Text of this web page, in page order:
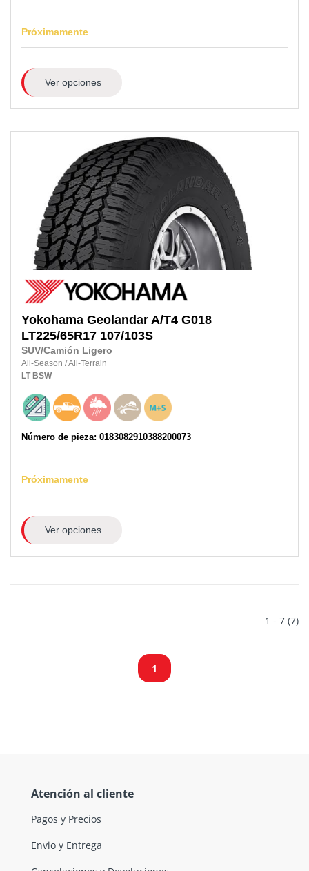
Próximamente
Ver opciones
Yokohama Geolandar A/T4 G018
LT225/65R17 107/103S
SUV/Camión Ligero
All-Season /All-Terrain
LT BSW
Número de pieza: 0183082910388200073
Próximamente
Ver opciones
1 - 7 (7)
1
Atención al cliente
Pagos y Precios
Envio y Entrega